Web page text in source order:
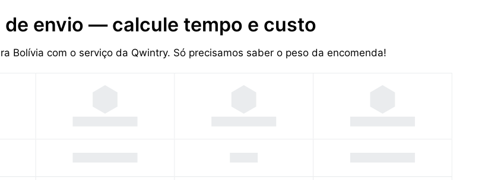
de envio — calcule tempo e custo
Bolívia com o serviço da Qwintry. Só precisamos saber o peso da encomenda!